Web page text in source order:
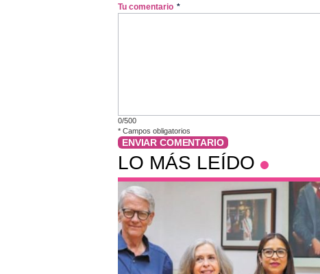
Tu comentario *
0/500
* Campos obligatorios
ENVIAR COMENTARIO
LO MÁS LEÍDO